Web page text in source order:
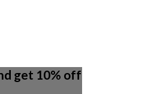
get 10% off